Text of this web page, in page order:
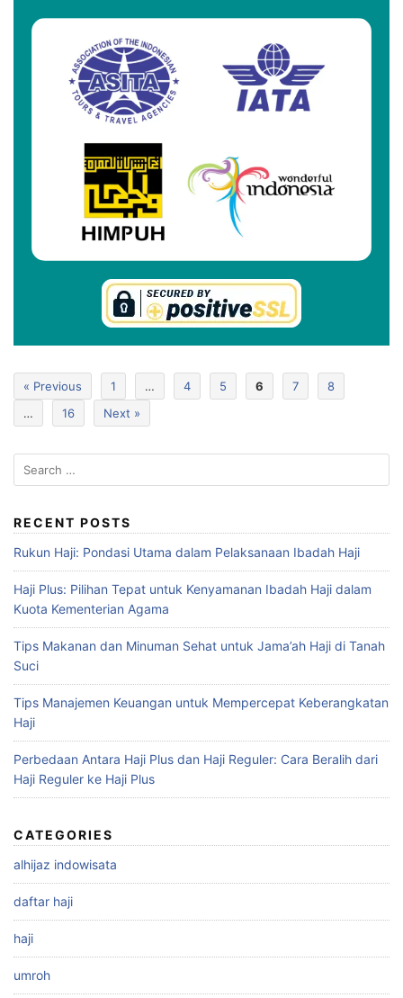
« Previous 1 … 4 5 6 7
8
…
16 Next »
RECENT POSTS
Rukun Haji: Pondasi Utama dalam Pelaksanaan Ibadah Haji
Haji Plus: Pilihan Tepat untuk Kenyamanan Ibadah Haji dalam
Kuota Kementerian Agama
Tips Makanan dan Minuman Sehat untuk Jama’ah Haji di Tanah
Suci
Tips Manajemen Keuangan untuk Mempercepat Keberangkatan
Haji
Perbedaan Antara Haji Plus dan Haji Reguler: Cara Beralih dari
Haji Reguler ke Haji Plus
CATEGORIES
alhijaz indowisata
daftar haji
haji
umroh